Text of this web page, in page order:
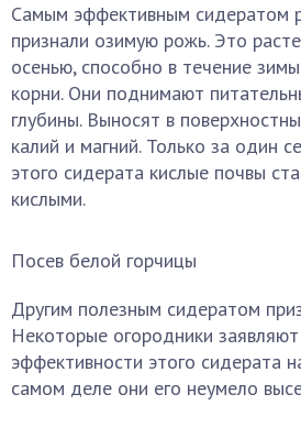
Самым эффективным сидератом
признали озимую рожь. Это
осенью, способно в течение
корни. Они поднимают
глубины. Выносят в
калий и магний. Только за один
этого сидерата кислые почвы
кислыми.
Посев белой горчицы
Другим полезным сидератом
Некоторые огородники
эффективности этого сидерата
самом деле они его неумело